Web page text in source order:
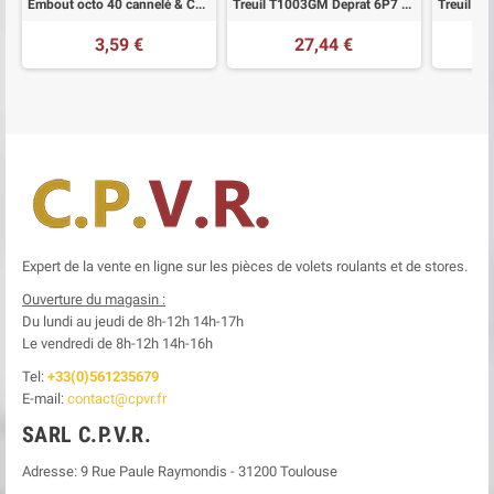
Embout octo 40 cannelé & C10
3,59 €
Treuil T1003GM Deprat 6P7 X Cannelé
27,44 €
Expert de la vente en ligne sur les pièces de volets roulants et de stores.
Ouverture du magasin :
Du lundi au jeudi de 8h-12h 14h-17h
Le vendredi de 8h-12h 14h-16h
Tel: +33(0)561235679
E-mail: contact@cpvr.fr
SARL C.P.V.R.
Adresse: 9 Rue Paule Raymondis - 31200 Toulouse